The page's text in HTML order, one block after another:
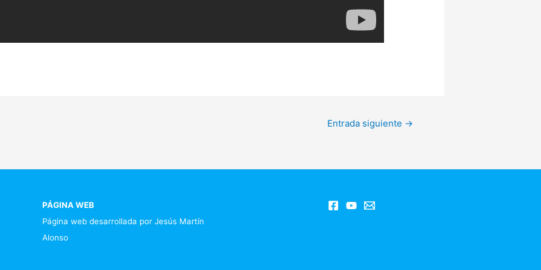
Entrada siguiente →
PÁGINA WEB
Página web desarrollada por Jesús Martín
Alonso